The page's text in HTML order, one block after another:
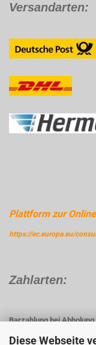
Diese Webseite
Versandarten:
Plattform zur
https://ec.europa.eu/
Zahlarten:
Barzahlung bei Abholung
Vorkasse